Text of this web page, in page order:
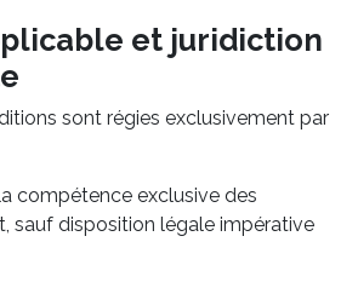
et juridiction
sont régies exclusivement par
compétence exclusive des
sauf disposition légale impérative